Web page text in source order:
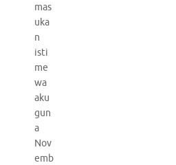
mas
uka
n
isti
me
wa
aku
gun
a
Nov
emb